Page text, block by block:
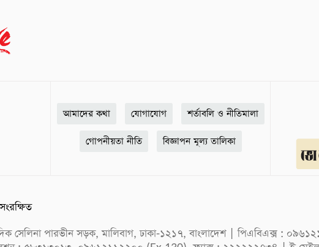
আমাদের কথা যোগাযোগ শর্তাবলি ও নীতিমালা
গোপনীয়তা নীতি বিজ্ঞাপন মূল্য তালিকা
সেলিনা পারভীন সড়ক, মালিবাগ, ঢাকা-১২১৭, বাংলাদেশ | পিএবিএক্স :